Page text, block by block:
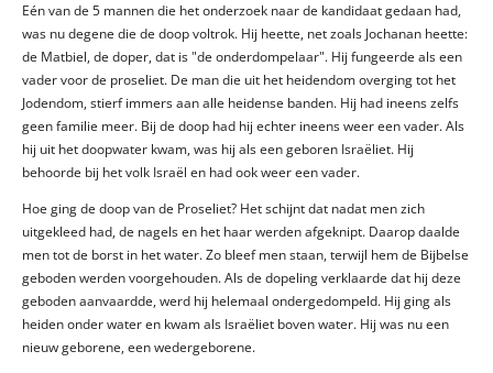
Eén van de 5 mannen die het onderzoek naar de kandidaat gedaan had,
was nu degene die de doop voltrok. Hij heette, net zoals Jochanan heette:
de Matbiel, de doper, dat is "de onderdompelaar". Hij fungeerde als een
vader voor de proseliet. De man die uit het heidendom overging tot het
Jodendom, stierf immers aan alle heidense banden. Hij had ineens zelfs
geen familie meer. Bij de doop had hij echter ineens weer een vader. Als
hij uit het doopwater kwam, was hij als een geboren Israëliet. Hij
behoorde bij het volk Israël en had ook weer een vader.
Hoe ging de doop van de Proseliet? Het schijnt dat nadat men zich
uitgekleed had, de nagels en het haar werden afgeknipt. Daarop daalde
men tot de borst in het water. Zo bleef men staan, terwijl hem de Bijbelse
geboden werden voorgehouden. Als de dopeling verklaarde dat hij deze
geboden aanvaardde, werd hij helemaal ondergedompeld. Hij ging als
heiden onder water en kwam als Israëliet boven water. Hij was nu een
nieuw geborene, een wedergeborene.